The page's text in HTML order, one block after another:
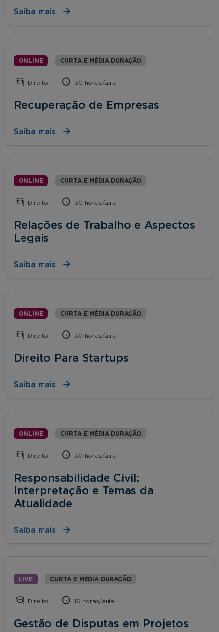
Saiba mais
ONLINE CURTA E MÉDIA DURAÇÃO
Direito 30 horas/aula
Recuperação de Empresas
Saiba mais
ONLINE CURTA E MÉDIA DURAÇÃO
Direito 30 horas/aula
Relações de Trabalho e Aspectos
Legais
Saiba mais
ONLINE CURTA E MÉDIA DURAÇÃO
Direito 30 horas/aula
Direito Para Startups
Saiba mais
ONLINE CURTA E MÉDIA DURAÇÃO
Direito 30 horas/aula
Responsabilidade Civil:
Interpretação e Temas da
Atualidade
Saiba mais
LIVE CURTA E MÉDIA DURAÇÃO
Direito 16 horas/aula
Gestão de Disputas em Projetos